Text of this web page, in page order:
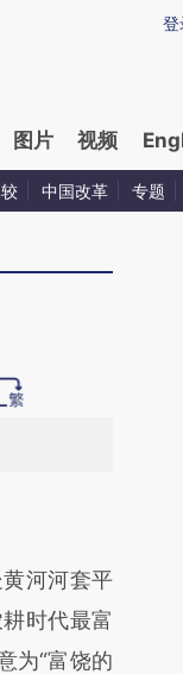
炼总结而成，可能与
登
图片 视频
中国改革 专题
章
炼总结而
河河套平
时代最富
为“富饶的